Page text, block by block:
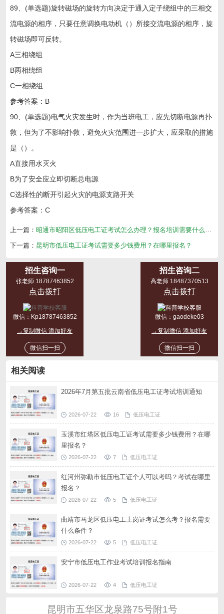
89、(单选题)旋转磁场的旋转方向决定于通入定子绕组中的三相交
流电源的相序，只要任意调换电动机（）所接交流电源的相序，旋
转磁场即可反转。
A三相绕组
B两相绕组
C一相绕组
参考答案：B
90、(单选题)电气火灾发生时，作为当班电工，应先切断电源再扑
救，但为了不影响扑救，避免火灾范围进一步扩大，应采取的措施
是（）。
A直接用水灭火
B为了安全应立即切断总电源
C选择性的断开引起火灾的电源支路开关
参考答案：C
上一篇： 昭通市昭阳区低压电工证考试怎么办理？报名培训需要什么资料？
下一篇： 昆明市低压电工证考试需要多少钱费用？在哪里报名？
招生咨询一
张老师 18787463852
点击拨打
微信： Kp18787463852
→复制微信 添加好友
微信扫一扫
招生咨询二
高老师 18487370513
点击拨打
微信： gaodeke03
→复制微信 添加好友
微信扫一扫
相关阅读
2026年7月第五批云南省低压电工证考试培训通知
2026-07-22 16 低压电工证
玉溪市红塔区低压电工证考试需要多少钱费用？在哪
里报名？
2026-07-22 7 低压电工证
红河州弥勒市低压电工证个人可以考吗？考试在哪里
报名？
2026-07-22 5 低压电工证
曲靖市马龙区低压电工上岗证考试怎么考？报名需要
什么条件？
2026-07-22 5 低压电工证
安宁市低压电工作业考试培训报名指南
2026-07-22 4 低压电工证
昆明市五华区龙泉路75号附1号